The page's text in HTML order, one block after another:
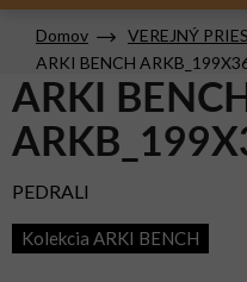
Domov VEREJNÝ
ARKI BENCH
ARKI
PEDRALI
Kolekcia ARKI BENCH